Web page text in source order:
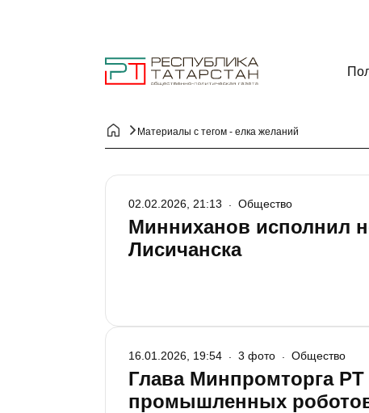
Материалы с тегом - елка желаний
Минниханов исполнил
Лисичанска
02.02.2026, 21:13 Общество
Глава Минпромторга РТ
промышленных
16.01.2026, 19:54 3 фото Общество